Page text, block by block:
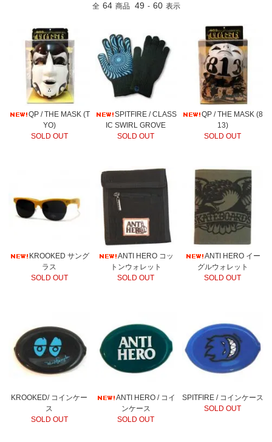
全 64 商品 49 - 60 表示
QP / THE MASK (T
YO)
SOLD OUT
SPITFIRE / CLASS
IC SWIRL GROVE
SOLD OUT
QP / THE MASK (8
13)
SOLD OUT
KROOKED サング
ラス
SOLD OUT
ANTI HERO コッ
トンウォレット
SOLD OUT
ANTI HERO イー
グルウォレット
SOLD OUT
KROOKED/ コインケー
ス
SOLD OUT
ANTI HERO / コイ
ンケース
SOLD OUT
SPITFIRE / コインケース
SOLD OUT